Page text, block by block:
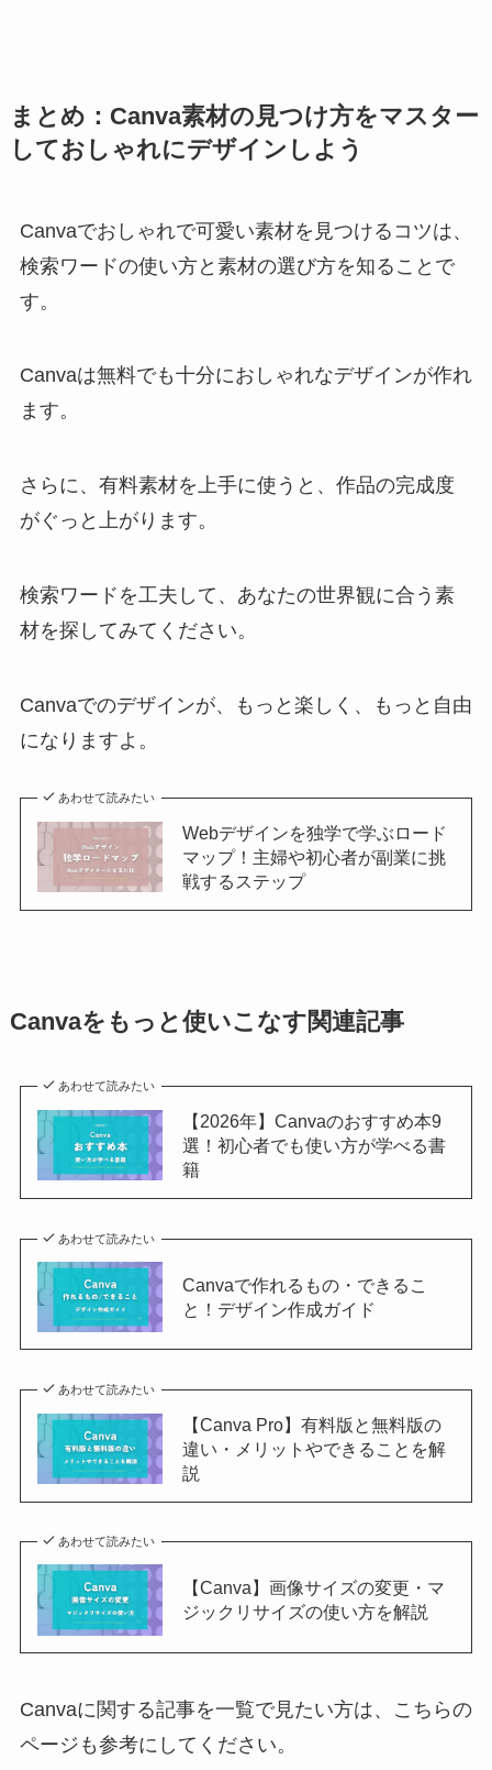
まとめ：Canva素材の見つけ方をマスター
しておしゃれにデザインしよう
Canvaでおしゃれで可愛い素材を見つけるコツは、
検索ワードの使い方と素材の選び方を知ることで
す。
Canvaは無料でも十分におしゃれなデザインが作れ
ます。
さらに、有料素材を上手に使うと、作品の完成度
がぐっと上がります。
検索ワードを工夫して、あなたの世界観に合う素
材を探してみてください。
Canvaでのデザインが、もっと楽しく、もっと自由
になりますよ。
あわせて読みたい
Webデザインを独学で学ぶロード
マップ！主婦や初心者が副業に挑
戦するステップ
Canvaをもっと使いこなす関連記事
あわせて読みたい
【2026年】Canvaのおすすめ本9
選！初心者でも使い方が学べる書
籍
あわせて読みたい
Canvaで作れるもの・できるこ
と！デザイン作成ガイド
あわせて読みたい
【Canva Pro】有料版と無料版の
違い・メリットやできることを解
説
あわせて読みたい
【Canva】画像サイズの変更・マ
ジックリサイズの使い方を解説
Canvaに関する記事を一覧で見たい方は、こちらの
ページも参考にしてください。